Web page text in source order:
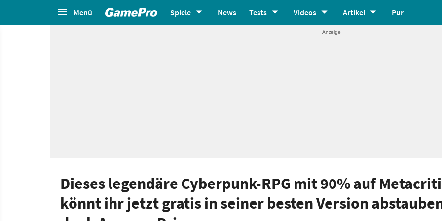
Menü Spiele News Tests Videos Artikel Pur
Dieses legendäre Cyberpunk-RPG mit 90% auf
könnt ihr jetzt gratis in seiner besten Version